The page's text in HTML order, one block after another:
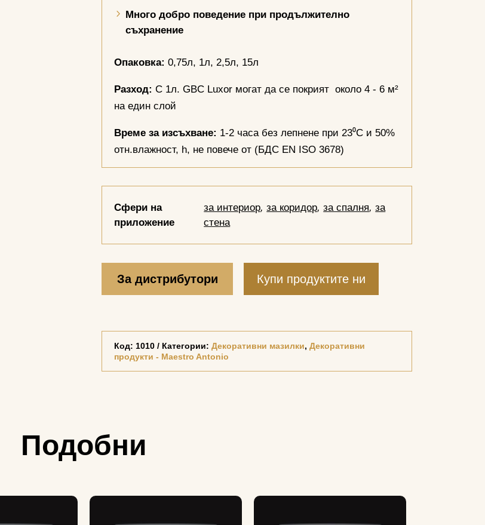
Много добро поведение при продължително
съхранение
Опаковка: 0,75л, 1л, 2,5л, 15л
Разход: С 1л. GBC Luxor могат да се покрият около 4 - 6 м²
на един слой
Време за изсъхване: 1-2 часа без лепнене при 23⁰С и 50%
отн.влажност, h, не повече от (БДС EN ISO 3678)
Сфери на
приложение
за интериор,за коридор,за спалня,за
стена
За дистрибутори Купи продуктите ни
Код: 1010 Категории:Декоративни мазилки,Декоративни
продукти - Maestro Antonio
Подобни